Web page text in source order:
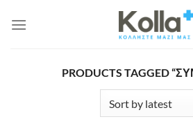
στο
PRODUCTS TAGGED